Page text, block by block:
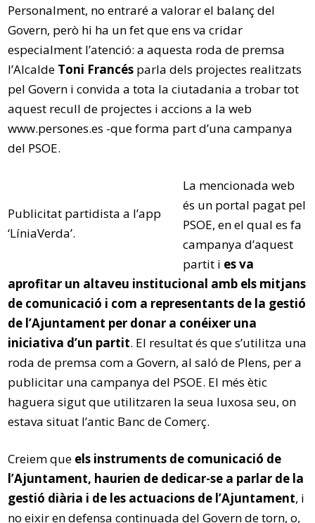
Personalment, no entraré a valorar el balanç del
Govern, però hi ha un fet que ens va cridar
especialment l’atenció: a aquesta roda de premsa
l’Alcalde Toni Francés parla dels projectes realitzats
pel Govern i convida a tota la ciutadania a trobar tot
aquest recull de projectes i accions a la web
www.persones.es -que forma part d’una campanya
del PSOE.
Publicitat partidista a l’app
‘LíniaVerda’.
La mencionada web
és un portal pagat pel
PSOE, en el qual es fa
campanya d’aquest
partit i es va
aprofitar un altaveu institucional amb els mitjans
de comunicació i com a representants de la gestió
de l’Ajuntament per donar a conéixer una
iniciativa d’un partit. El resultat és que s’utilitza una
roda de premsa com a Govern, al saló de Plens, per a
publicitar una campanya del PSOE. El més ètic
haguera sigut que utilitzaren la seua luxosa seu, on
estava situat l’antic Banc de Comerç.
Creiem que els instruments de comunicació de
l’Ajuntament, haurien de dedicar-se a parlar de la
gestió diària i de les actuacions de l’Ajuntament, i
no eixir en defensa continuada del Govern de torn, o,